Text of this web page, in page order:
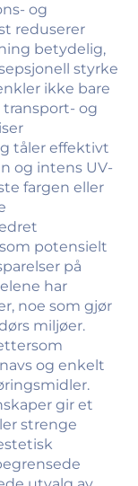
og
reduserer
betydelig,
styrke
ikke bare
transport- og
tåler effektivt
og intens UV-
fargen eller
potensielt
på
har
noe som gjør
miljøer.
og enkelt
gir et
strenge